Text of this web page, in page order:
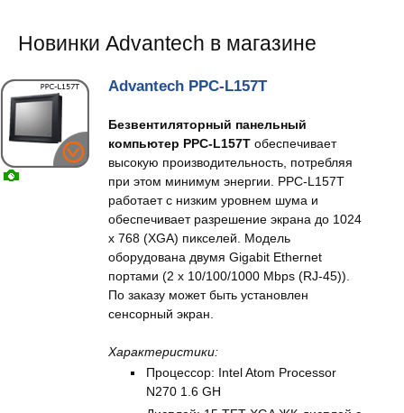
Новинки Advantech в магазине
Advantech PPC-L157T
Безвентиляторный панельный
компьютер PPC-L157T обеспечивает
высокую производительность, потребляя
при этом минимум энергии. PPC-L157T
работает с низким уровнем шума и
обеспечивает разрешение экрана до 1024
х 768 (XGA) пикселей. Модель
оборудована двумя Gigabit Ethernet
портами (2 x 10/100/1000 Mbps (RJ-45)).
По заказу может быть установлен
сенсорный экран.
Характеристики:
Процессор: Intel Atom Processor
N270 1.6 GH